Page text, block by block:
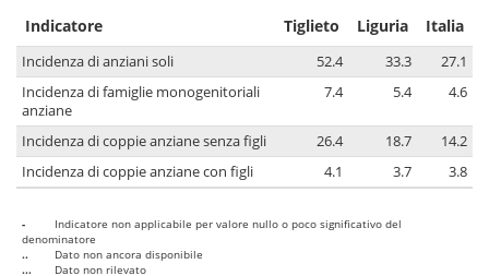
Indicatore Tiglieto Liguria Italia
Incidenza di anziani soli 52.4 33.3
27.1
Incidenza di famiglie monogenitoriali
anziane
7.4 5.4 4.6
Incidenza di coppie anziane senza figli 26.4 18.7
14.2
Incidenza di coppie anziane con figli
4.1 3.7 3.8
-
Indicatore non applicabile per valore nullo o poco significativo del
denominatore
..
Dato non ancora disponibile
...
Dato non rilevato